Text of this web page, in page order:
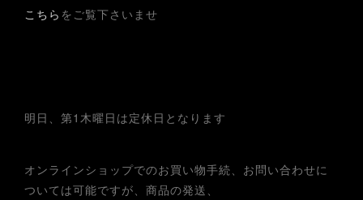
こちら をご覧下さいませ
明日、第1木曜日は定休日となります
オンラインショップでのお買い物手続、お問い合わせに
ついては可能ですが、商品の発送、